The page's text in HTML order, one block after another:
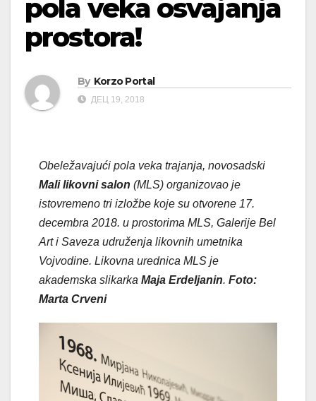
pola veka osvajanja
prostora!
By Korzo Portal
ДЕЦ 19, 2018
Obeležavajući pola veka trajanja, novosadski
Mali likovni salon (MLS) organizovao je
istovremeno tri izložbe koje su otvorene 17.
decembra 2018. u prostorima MLS, Galerije Bel
Art i Saveza udruženja likovnih umetnika
Vojvodine. Likovna urednica MLS je
akademska slikarka Maja Erdeljanin. Foto:
Marta Crveni